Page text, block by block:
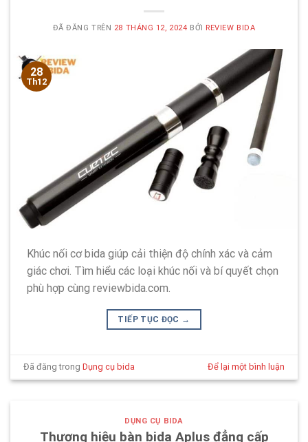
ĐÃ ĐĂNG TRÊN 28 THÁNG 12, 2024 BỞI REVIEW BIDA
28
Th12
Khúc nối cơ bida giúp cải thiện độ chính xác và cảm
giác chơi. Tìm hiểu các loại khúc nối và bí quyết chọn
phù hợp cùng reviewbida.com.
TIẾP TỤC ĐỌC →
Đã đăng trongDụng cụ bida Để lại một bình luận
DỤNG CỤ BIDA
Thương hiệu bàn bida Aplus đẳng cấp